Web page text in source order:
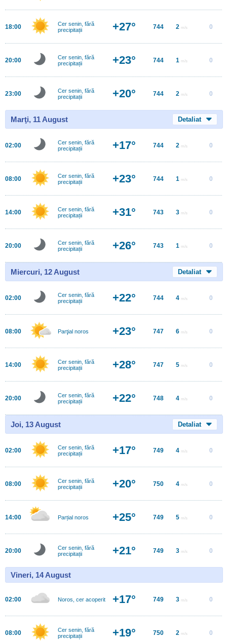
18:00
Cer senin, fără
precipitații
+27° 744 2 m/s 0
20:00
Cer senin, fără
precipitații
+23° 744 1 m/s 0
23:00
Cer senin, fără
precipitații
+20° 744 2 m/s 0
Marţi, 11 August Detaliat
02:00
Cer senin, fără
precipitații
+17° 744 2 m/s 0
08:00
Cer senin, fără
precipitații
+23° 744 1 m/s 0
14:00
Cer senin, fără
precipitații
+31° 743 3 m/s 0
20:00
Cer senin, fără
precipitații
+26° 743 1 m/s 0
Miercuri, 12 August Detaliat
02:00
Cer senin, fără
precipitații
+22° 744 4 m/s 0
08:00 Parţial noros +23° 747 6 m/s 0
14:00
Cer senin, fără
precipitații
+28° 747 5 m/s 0
20:00
Cer senin, fără
precipitații
+22° 748 4 m/s 0
Joi, 13 August Detaliat
02:00
Cer senin, fără
precipitații
+17° 749 4 m/s 0
08:00
Cer senin, fără
precipitații
+20° 750 4 m/s 0
14:00 Parțial noros +25° 749 5 m/s 0
20:00
Cer senin, fără
precipitații
+21° 749 3 m/s 0
Vineri, 14 August
02:00 Noros, cer acoperit +17° 749 3 m/s 0
08:00
Cer senin, fără
precipitații
+19° 750 2 m/s 0